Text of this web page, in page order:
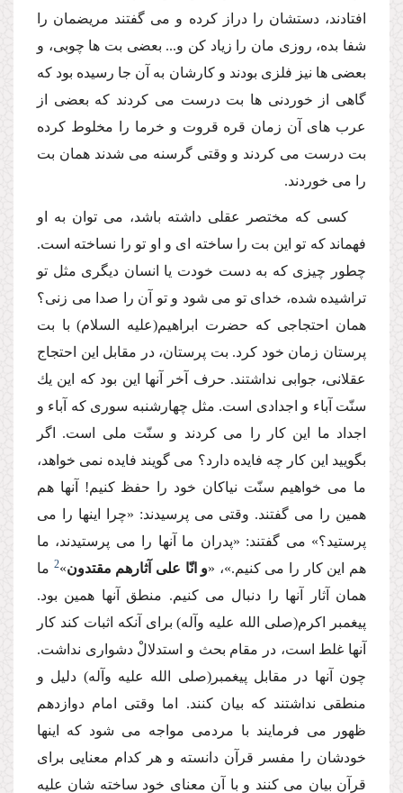
افتادند، دستشان را دراز كرده و مى گفتند مریضمان را
شفا بده، روزى مان را زیاد كن و... بعضى بت ها چوبى، و
بعضى ها نیز فلزى بودند و كارشان به آن جا رسیده بود كه
گاهى از خوردنى ها بت درست مى كردند كه بعضى از
عرب هاى آن زمان قره قروت و خرما را مخلوط كرده
بت درست مى كردند و وقتى گرسنه مى شدند همان بت
را مى خوردند.
كسى كه مختصر عقلى داشته باشد، مى توان به او
فهماند كه تو این بت را ساخته اى و او تو را نساخته است.
چطور چیزى كه به دست خودت یا انسان دیگرى مثل تو
تراشیده شده، خداى تو مى شود و تو آن را صدا مى زنى؟
همان احتجاجى كه حضرت ابراهیم(علیه السلام) با بت
پرستان زمان خود كرد. بت پرستان، در مقابل این احتجاج
عقلانى، جوابى نداشتند. حرف آخر آنها این بود كه این یك
سنّت آباء و اجدادى است. مثل چهارشنبه سورى كه آباء و
اجداد ما این كار را مى كردند و سنّت ملى است. اگر
بگویید این كار چه فایده دارد؟ مى گویند فایده نمى خواهد،
ما مى خواهیم سنّت نیاكان خود را حفظ كنیم! آنها هم
همین را مى گفتند. وقتى مى پرسیدند: «چرا اینها را مى
پرستید؟» مى گفتند: «پدران ما آنها را مى پرستیدند، ما
هم این كار را مى كنیم.»، «و انّا على آثارهم مقتدون»
2 ما
همان آثار آنها را دنبال مى كنیم. منطق آنها همین بود.
پیغمبر اكرم(صلى الله علیه وآله) براى آنكه اثبات كند كار
آنها غلط است، در مقام بحث و استدلالْ دشوارى نداشت.
چون آنها در مقابل پیغمبر(صلى الله علیه وآله) دلیل و
منطقى نداشتند كه بیان كنند. اما وقتى امام دوازدهم
ظهور مى فرمایند با مردمى مواجه مى شود كه اینها
خودشان را مفسر قرآن دانسته و هر كدام معنایى براى
قرآن بیان مى كنند و با آن معناى خود ساخته شان علیه